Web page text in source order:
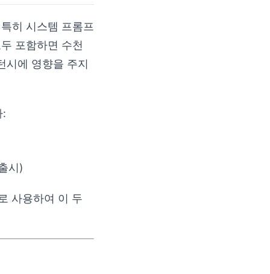
히 시스템 프롬프
포함하면 수천
시에 영향을 주지
:
시)
사용하여 이 두